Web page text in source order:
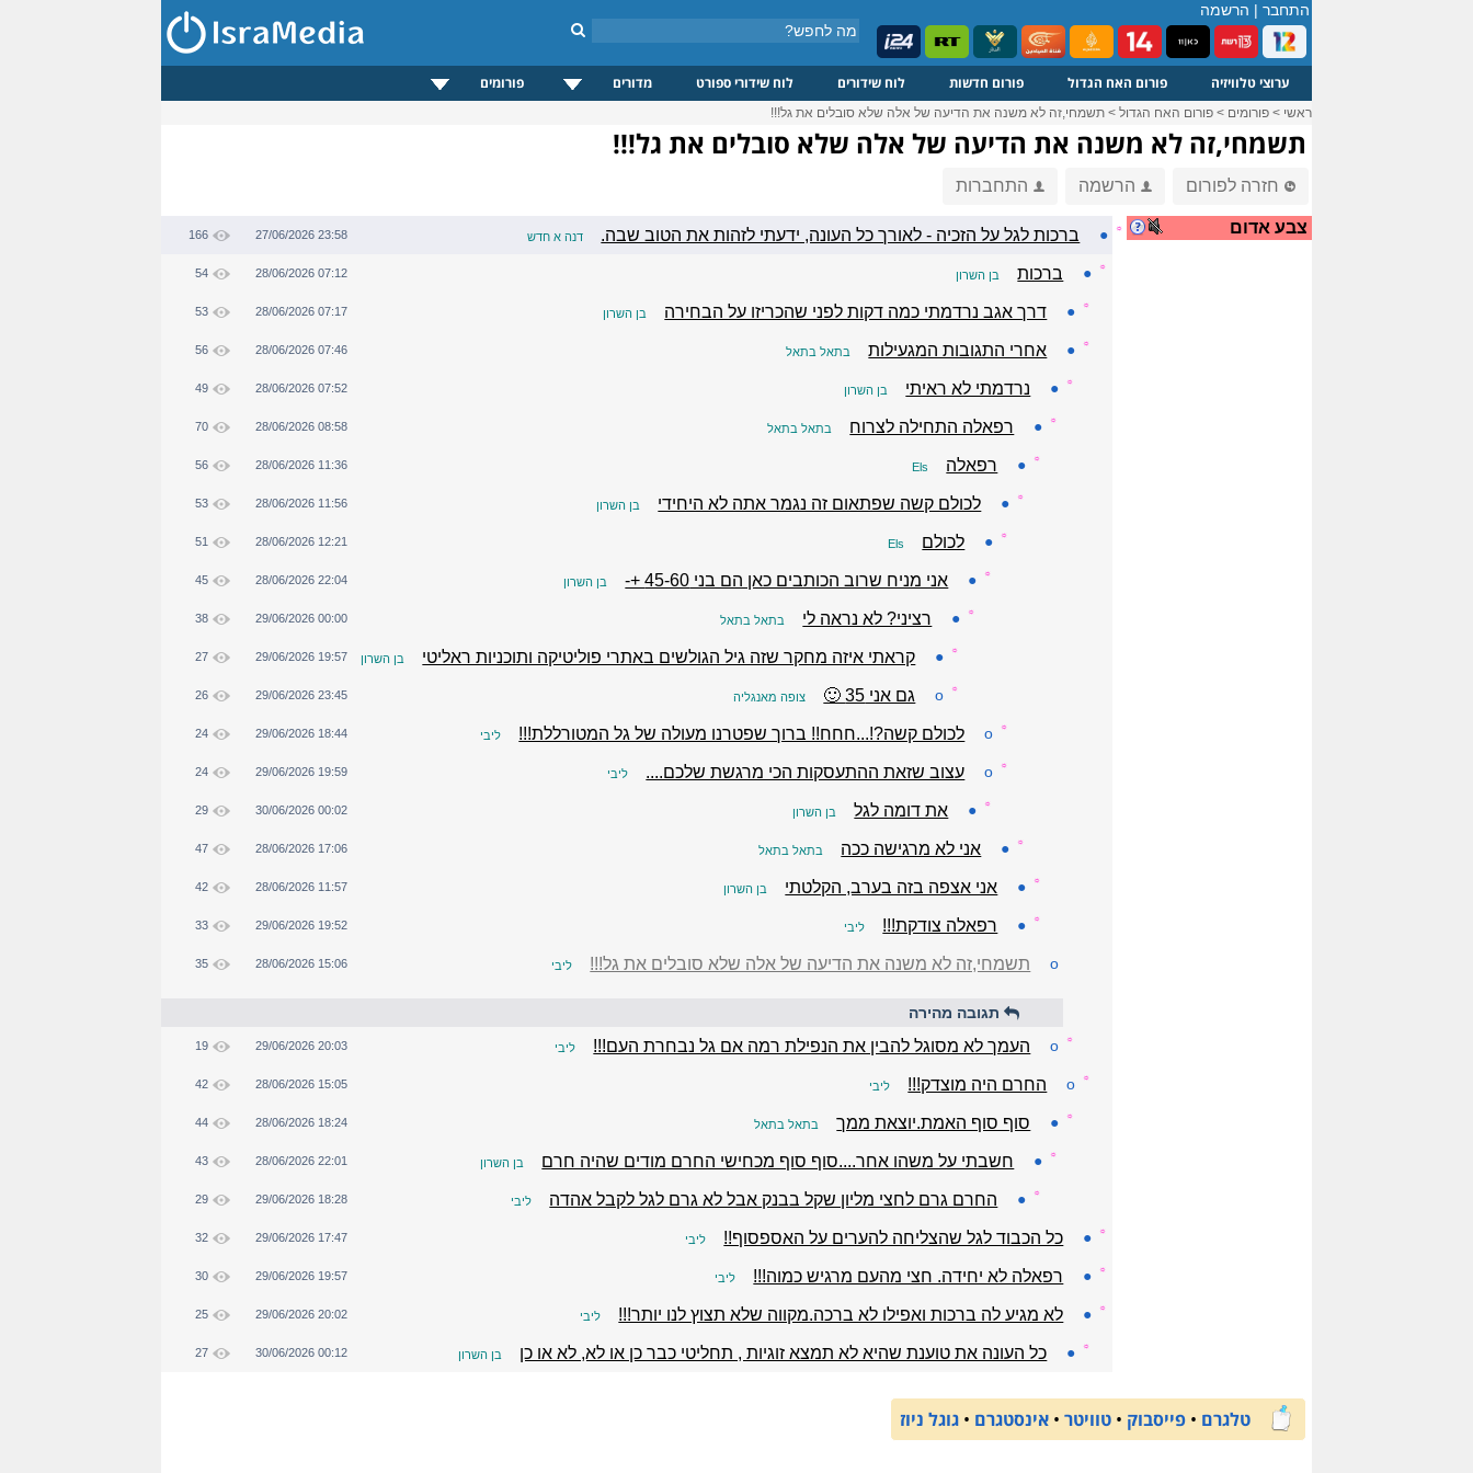
התחבר | הרשמה
ערוצי טלוויזיה פורום האח הגדול פורום חדשות לוח שידורים לוח שידורי ספורט מדורים פורומים
ראשי > פורומים > פורום האח הגדול > תשמחי,זה לא משנה את הדיעה של אלה שלא סובלים את גל!!!
תשמחי,זה לא משנה את הדיעה של אלה שלא סובלים את גל!!!
חזרה לפורום הרשמה התחברות
צבע אדום ☼
● ברכות לגל על הזכיה - לאורך כל העונה, ידעתי לזהות את הטוב שבה. דנה א חדש 27/06/2026 23:58
166
☼
● ברכות בן השרון 28/06/2026 07:12
54
☼
● דרך אגב נרדמתי כמה דקות לפני שהכריזו על הבחירה בן השרון 28/06/2026 07:17
53
☼
● אחרי התגובות המגעילות בתאל בתאל 28/06/2026 07:46
56
☼
● נרדמתי לא ראיתי בן השרון 28/06/2026 07:52
49
☼
● רפאלה התחילה לצרוח בתאל בתאל 28/06/2026 08:58
70
☼
● רפאלה Els
28/06/2026 11:36
56
☼
● לכולם קשה שפתאום זה נגמר אתה לא היחידי בן השרון 28/06/2026 11:56
53
☼
● לכולם Els
28/06/2026 12:21
51
☼
● אני מניח שרוב הכותבים כאן הם בני 45-60 +- בן השרון 28/06/2026 22:04
45
☼
● רציני? לא נראה לי בתאל בתאל 29/06/2026 00:00
38
☼
● קראתי איזה מחקר שזה גיל הגולשים באתרי פוליטיקה ותוכניות ראליטי בן השרון 29/06/2026 19:57
27
☼
o גם אני 35 🙂 צופה מאנגליה 29/06/2026 23:45
26
☼
o לכולם קשה?!...חחח!! ברוך שפטרנו מעולה של גל המטורללת!!! ליבי 29/06/2026 18:44
24
☼
o עצוב שזאת ההתעסקות הכי מרגשת שלכם.... ליבי 29/06/2026 19:59
24
☼
● את דומה לגל בן השרון 30/06/2026 00:02
29
☼
● אני לא מרגישה ככה בתאל בתאל 28/06/2026 17:06
47
☼
● אני אצפה בזה בערב, הקלטתי בן השרון 28/06/2026 11:57
42
☼
● רפאלה צודקת!!! ליבי 29/06/2026 19:52
33
o תשמחי,זה לא משנה את הדיעה של אלה שלא סובלים את גל!!! ליבי 28/06/2026 15:06
35
תגובה מהירה
☼
o העמך לא מסוגל להבין את הנפילת רמה אם גל נבחרת העם!!! ליבי 29/06/2026 20:03
19
☼
o החרם היה מוצדק!!! ליבי 28/06/2026 15:05
42
☼
● סוף סוף האמת.יוצאת ממך בתאל בתאל 28/06/2026 18:24
44
☼
● חשבתי על משהו אחר....סוף סוף מכחישי החרם מודים שהיה חרם בן השרון 28/06/2026 22:01
43
☼
● החרם גרם לחצי מליון שקל בבנק אבל לא גרם לגל לקבל אהדה ליבי 29/06/2026 18:28
29
☼
● כל הכבוד לגל שהצליחה להערים על האספסוף!! ליבי 29/06/2026 17:47
32
☼
● רפאלה לא יחידה. חצי מהעם מרגיש כמוה!!! ליבי 29/06/2026 19:57
30
☼
● לא מגיע לה ברכות ואפילו לא ברכה.מקווה שלא תצוץ לנו יותר!!! ליבי 29/06/2026 20:02
25
☼
● כל העונה את טוענת שהיא לא תמצא זוגיות , תחליטי כבר כן או לא, לא או כן בן השרון 30/06/2026 00:12
27
טלגרם • פייסבוק • טוויטר • אינסטגרם • גוגל ניוז